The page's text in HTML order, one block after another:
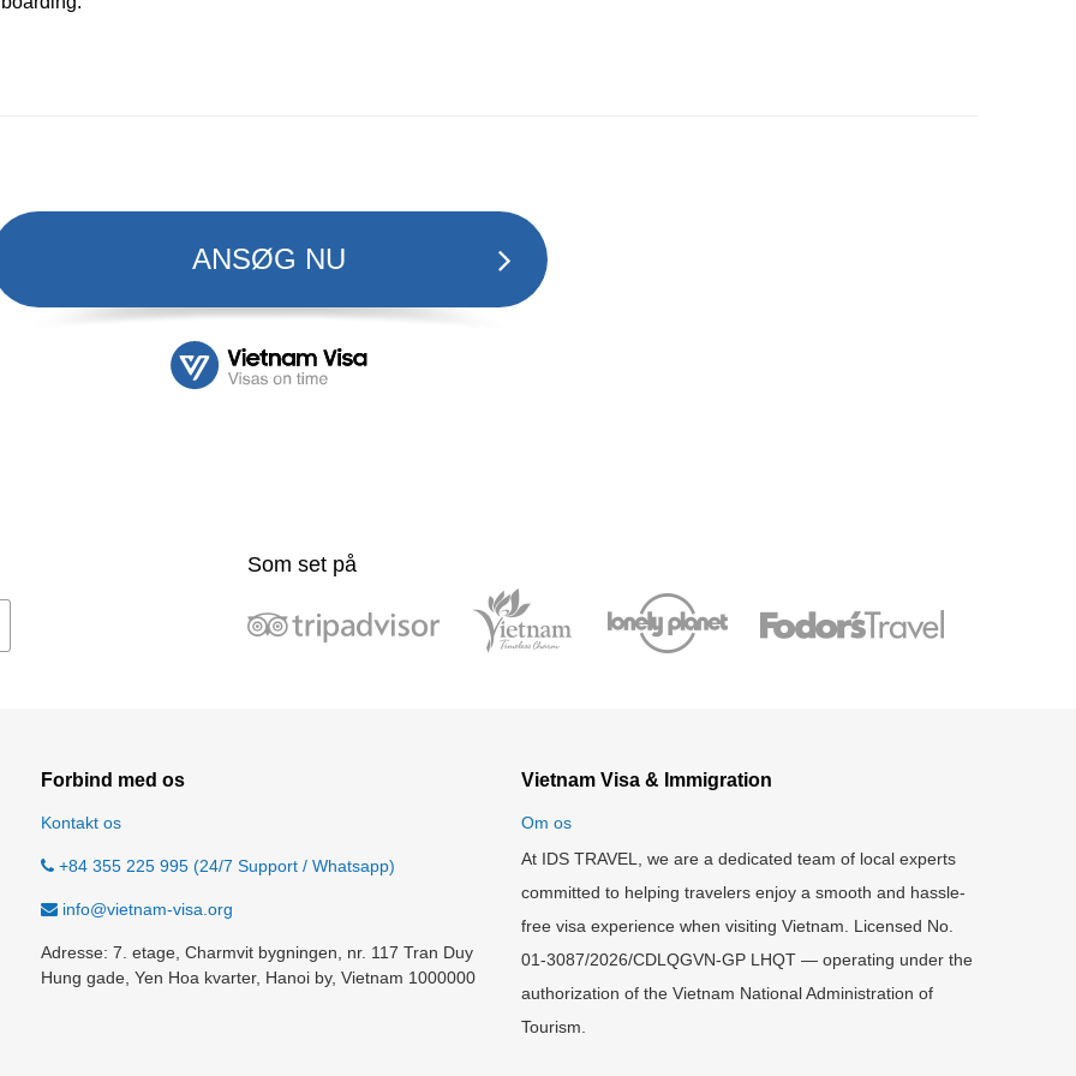
ANSØG NU
Som set på
Forbind med os
Kontakt os
+84 355 225 995 (24/7 Support / Whatsapp)
info@vietnam-visa.org
Adresse: 7. etage, Charmvit bygningen, nr. 117 Tran Duy
Hung gade, Yen Hoa kvarter, Hanoi by, Vietnam 1000000
Vietnam Visa & Immigration
Om os
At IDS TRAVEL, we are a dedicated team of local experts
committed to helping travelers enjoy a smooth and hassle-
free visa experience when visiting Vietnam. Licensed No.
01-3087/2026/CDLQGVN-GP LHQT — operating under the
authorization of the Vietnam National Administration of
Tourism.